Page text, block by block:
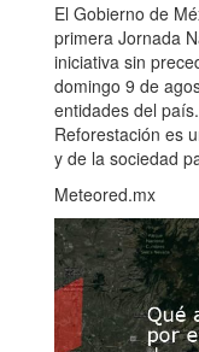
El Gobierno de
primera Jornada
iniciativa sin
domingo 9 de
entidades del
Reforestación es
y de la sociedad
Meteored.mx